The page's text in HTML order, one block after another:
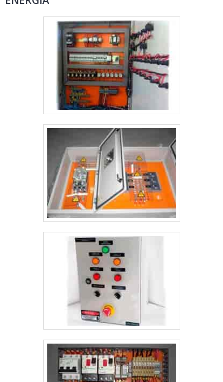
seriedade e qualidade, o que garante a melhor experiência
de todos os clientes.
despercebidos e podem gerar prejuízo futuros para os
ser adquirido com empresas especializadas no segmento.
Esse tipo de cuidado ajuda a garantir a qualidade e
durabilidade dos materiais, além de evitar prejuízos com
substituições frequentes de produtos que não cumprem
com suas funções adequadamente. Assim, é possível
poupar gastos desnecessários.Existem diversos motivos
para a Pégaso Soluções Elétricas ter se tornado destaque
quando pensamos em uma empresa que entrega confiança
e serviços de qualidade. Alguns desses motivos são: Equipe
multidisciplinar de consultores associados; Profissionais
com vasta experiência na área de atuação; Equipe focada na
ética e aplicação das melhores práticas no mercado;
Escritório de alta qualidade onde são realizadas as
atividades; Matéria-prima de excelente qualidade;
Equipamentos de última geração. EFICIÊNCIA E QUALIDADE
COMPROVADASomente na Pégaso Soluções Elétricas tem a
solução ideal para empresas de quadros elétricos. Sempre
de olho no mercado, traz novidades em itens como quadro
de distribuição residencial montado e quadro para sistema
de incêndio.Isso se deve ao fato de ser uma empresa
comprometida com seus serviços e uma empresa que preza
pela segurança, padrões alcançados por conter escritório de
alta qualidade onde são realizadas as atividades e estrutura
suficiente para atender todas as demandas. Esses fatores,
somados a um time com equipe multidisciplinar de
consultores associados e profissionais qualificados,
garantem uma entrega de excelência de ponta a ponta.